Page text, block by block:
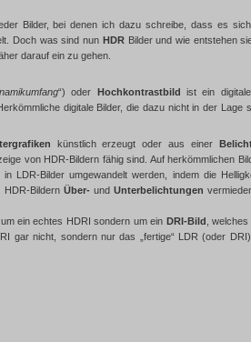
Bilder, bei denen ich dazu schreibe, dass es
Doch was sind nun HDRBilder und wie entstehen
darauf ein zu gehen.
“) oder Hochkontrastbild ist ein
digitale Bilder, die dazu nicht in der Lage
künstlich erzeugt oder aus einer
von HDR-Bildern fähig sind. Auf herkömmlichen
in LDR-Bilder umgewandelt werden, indem die
HDR-Bildern Über-und Unterbelichtungen
ein echtes HDRI sondern um ein DRI-Bild ,
gar nicht, sondern nur das „fertige“ LDR (oder DRI)